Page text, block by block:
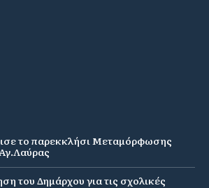
το παρεκκλήσι Μεταμόρφωσης
του Δημάρχου για τις σχολικές